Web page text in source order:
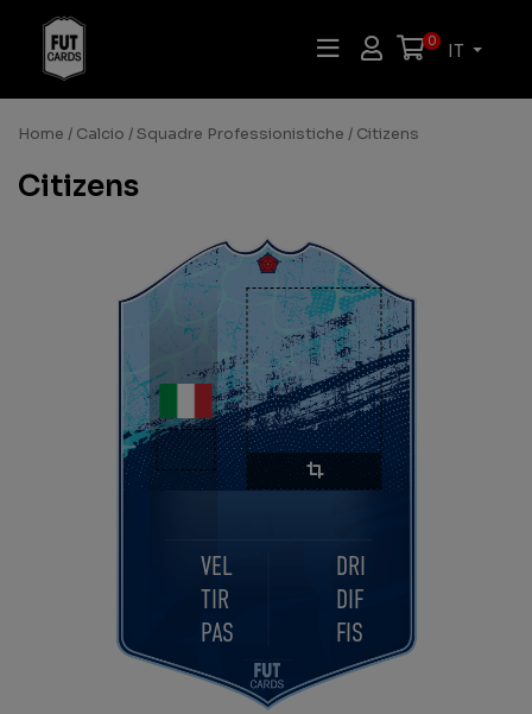
0 IT
Home / Calcio /Squadre Professionistiche / Citizens
Citizens
VEL
TIR
PAS
DRI
DIF
FIS